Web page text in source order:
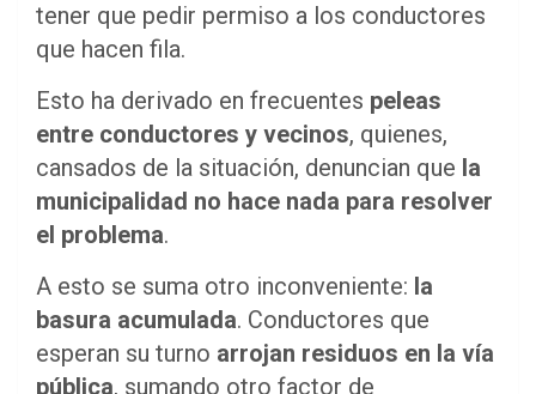
tener que pedir permiso a los conductores
que hacen fila.
Esto ha derivado en frecuentes peleas
entre conductores y vecinos, quienes,
cansados de la situación, denuncian que la
municipalidad no hace nada para resolver
el problema.
A esto se suma otro inconveniente: la
basura acumulada. Conductores que
esperan su turno arrojan residuos en la vía
pública, sumando otro factor de